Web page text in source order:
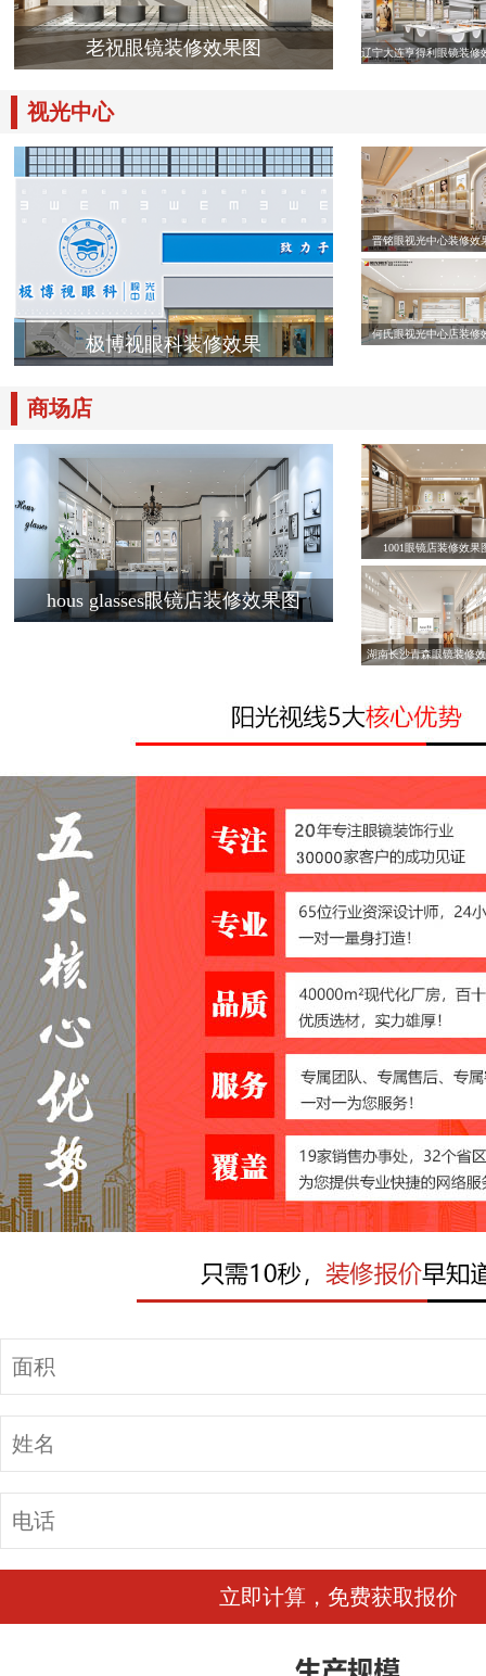
老祝眼镜装修效果图 辽宁大连亨得利眼镜装修
视光中心
极博视眼科装修效果
晋铭眼视光中心装修效
何氏眼视光中心店装修
商场店
hous glasses眼镜店装修效果图
1001眼镜店装修效果
湖南长沙青森眼镜装修